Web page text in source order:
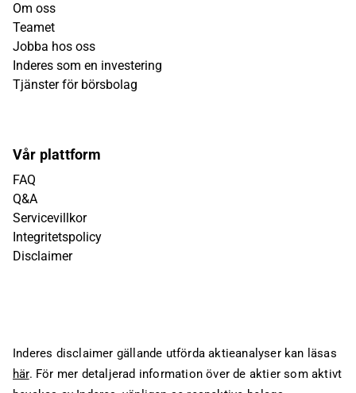
Om oss
Teamet
Jobba hos oss
Inderes som en investering
Tjänster för börsbolag
Vår plattform
FAQ
Q&A
Servicevillkor
Integritetspolicy
Disclaimer
Inderes disclaimer gällande utförda aktieanalyser kan läsas
här. För mer detaljerad information över de aktier som aktivt